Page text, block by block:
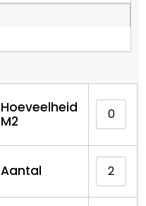
Hoeveelheid
M2
Aantal